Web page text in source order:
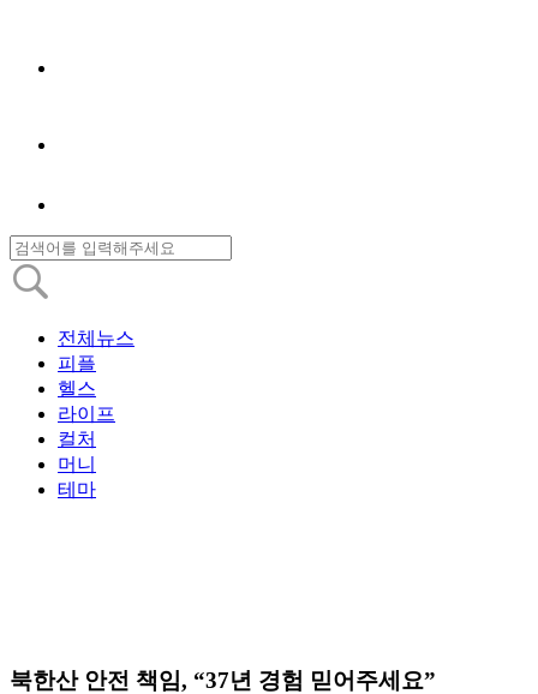
전체뉴스
피플
헬스
라이프
컬처
머니
테마
북한산 안전 책임, “37년 경험 믿어주세요”